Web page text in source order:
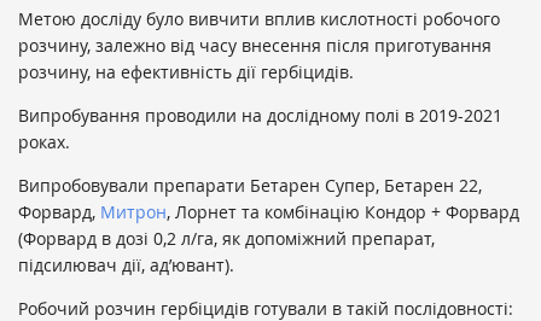
Метою досліду було вивчити вплив кислотності робочого
розчину, залежно від часу внесення після приготування
розчину, на ефективність дії гербіцидів.
Випробування проводили на дослідному полі в 2019-2021
роках.
Випробовували препарати Бетарен Супер, Бетарен 22,
Форвард, Митрон, Лорнет та комбінацію Кондор + Форвард
(Форвард в дозі 0,2 л/га, як допоміжний препарат,
підсилювач дії, ад’ювант).
Робочий розчин гербіцидів готували в такій послідовності: